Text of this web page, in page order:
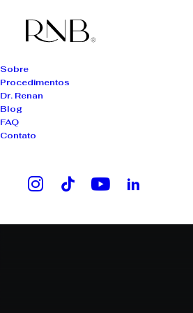
Sobre
Procedimentos
Dr. Renan
Blog
FAQ
Contato
simetria